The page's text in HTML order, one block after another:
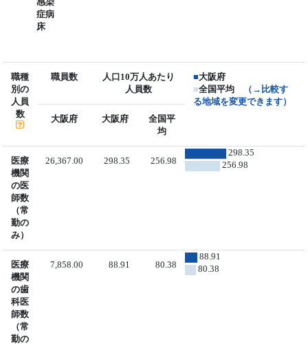
症病
床
職種
別の
人員
数
職員数
人口10万人あたり
人員数
■大阪府
■全国平均
（→比較す
る地域を変更できます）
大阪府
大阪府
全国平
均
医療
機関
の医
師数
（常
勤の
み）
26,367.00 298.35 256.98
298.35
256.98
医療
機関
の歯
科医
師数
（常
勤の
7,858.00 88.91 80.38
88.91
80.38